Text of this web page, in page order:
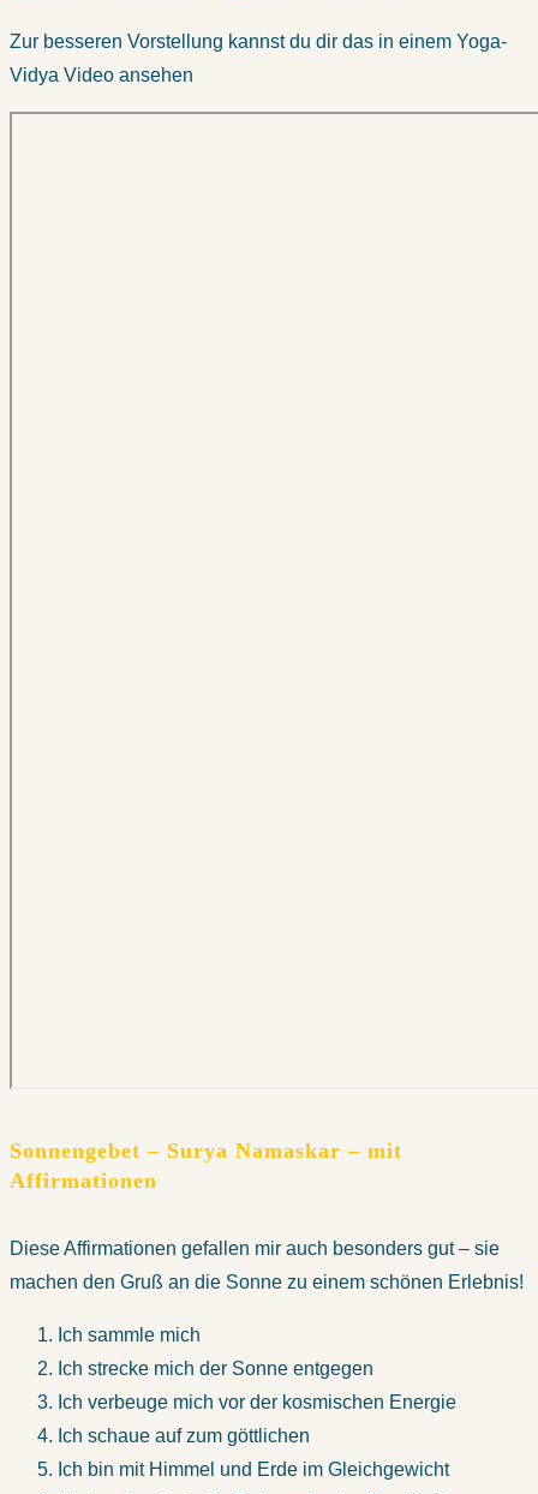
Zur besseren Vorstellung kannst du dir das in einem Yoga-
Vidya Video ansehen
Sonnengebet – Surya Namaskar – mit
Affirmationen
Diese Affirmationen gefallen mir auch besonders gut – sie
machen den Gruß an die Sonne zu einem schönen Erlebnis!
Ich sammle mich
Ich strecke mich der Sonne entgegen
Ich verbeuge mich vor der kosmischen Energie
Ich schaue auf zum göttlichen
Ich bin mit Himmel und Erde im Gleichgewicht